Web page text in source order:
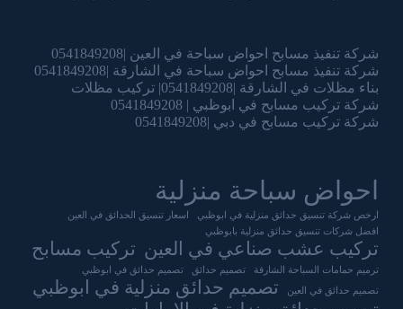
شركة تنفيذ مسابح احواض سباحة في العين |0541849208
شركة تنفيذ مسابح احواض سباحة في الشارقة |0541849208
بناء مظلات في الشارقة |0541849208| تركيب مظلات
شركة تركيب مسابح في ابوظبي | 0541849208
شركة تركيب مسابح في دبي |0541849208
احواض سباحة منزلية
ارخص شركة تنسيق حدائق منزلية في ابوظبي
اسعار تنسيق الحدائق في العين
افضل شركات تنسيق حدائق منزلية بابوظبي
تركيب عشب صناعي في العين تركيب مسابح
ترميم حمامات السباحة الشارقة تصميم حدائق تصميم حدائق في ابوظبي
تصميم حدائق في العين
تصميم حدائق منزلية في ابوظبي